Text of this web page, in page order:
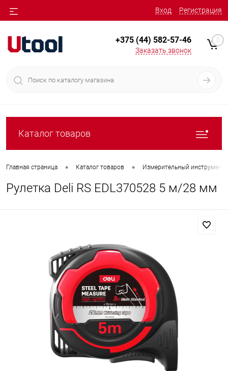
Вход Регистрация
+375 (44) 582-57-46
Заказать звонок
0
Каталог товаров
Главная страница • Каталог товаров • Измерительный инструмент
Рулетка Deli RS EDL370528 5 м/28 мм